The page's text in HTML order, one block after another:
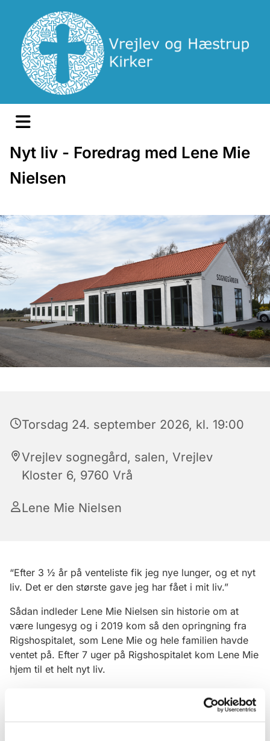
Nyt liv - Foredrag med Lene Mie
Nielsen
Torsdag 24. september 2026, kl. 19:00
Vrejlev sognegård, salen, Vrejlev
Kloster 6, 9760 Vrå
Lene Mie Nielsen
“Efter 3 ½ år på venteliste fik jeg nye lunger, og et nyt
liv. Det er den største gave jeg har fået i mit liv.”
Sådan indleder Lene Mie Nielsen sin historie om at
være lungesyg og i 2019 kom så den opringning fra
Rigshospitalet, som Lene Mie og hele familien havde
ventet på. Efter 7 uger på Rigshospitalet kom Lene Mie
hjem til et helt nyt liv.